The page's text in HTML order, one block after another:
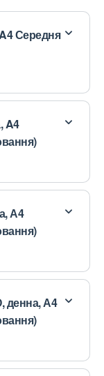
Середня
A4
А4
денна, А4